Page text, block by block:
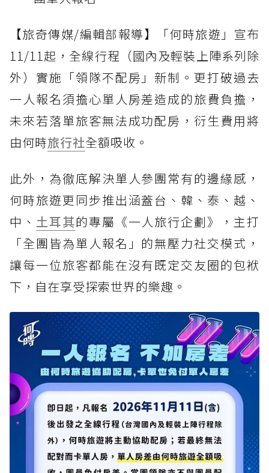
【旅奇傳媒/編輯部報導】「何時旅遊」宣布
11/11起，全線行程（國內及輕裝上陣系列除
外）實施「領隊不配房」新制。更打破過去
一人報名須擔心單人房差造成的旅費負擔，
未來若落單旅客無法成功配房，衍生費用將
由何時旅行社全額吸收。
此外，為徹底解決單人參團常有的邊緣感，
何時旅遊更同步推出涵蓋台、韓、泰、越、
中、 土耳其的專屬《一人旅行企劃》，主打
「全團皆為單人報名」的無壓力社交模式，
讓每一位旅客都能在沒有既定交友圈的包袱
下，自在享受探索世界的樂趣。